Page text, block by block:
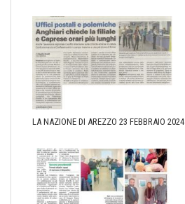
LA NAZIONE DI AREZZO 23 FEBBRAIO 2024